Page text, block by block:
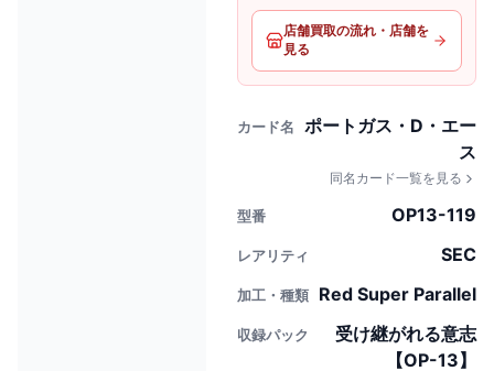
店舗買取の流れ・店舗を
見る
カード名
ポートガス・D・エー
ス
同名カード一覧を見る
型番 OP13-119
レアリティ SEC
加工・種類 Red Super Parallel
収録パック
受け継がれる意志
【OP-13】